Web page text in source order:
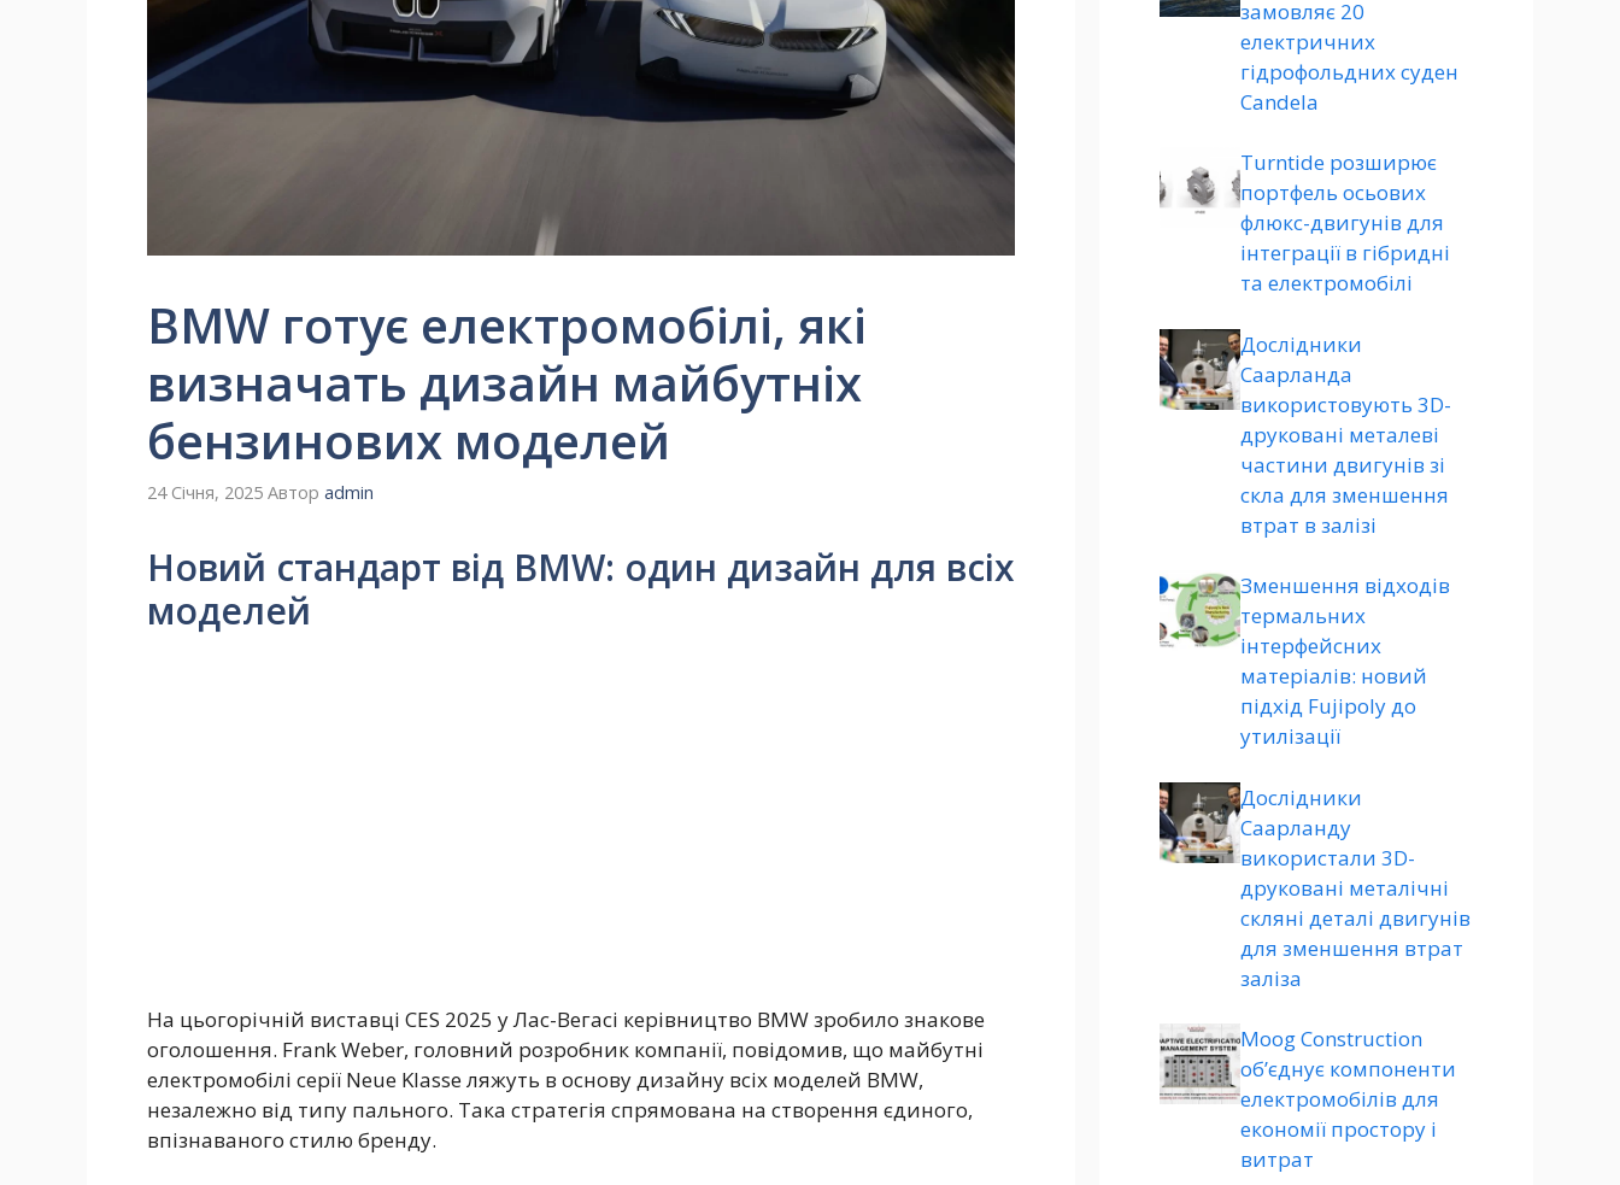
BMW готує електромобілі, які
визначать дизайн майбутніх
бензинових моделей
24 Січня, 2025 Автор admin
Новий стандарт від BMW: один дизайн для всіх
моделей
На цьогорічній виставці CES 2025 у Лас-Вегасі керівництво BMW зробило знакове
оголошення. Frank Weber, головний розробник компанії, повідомив, що майбутні
електромобілі серії Neue Klasse ляжуть в основу дизайну всіх моделей BMW,
незалежно від типу пального. Така стратегія спрямована на створення єдиного,
впізнаваного стилю бренду.
замовляє 20
електричних
гідрофольдних суден
Candela
Turntide розширює
портфель осьових
флюкс-двигунів для
інтеграції в гібридні
та електромобілі
Дослідники
Саарланда
використовують 3D-
друковані металеві
частини двигунів зі
скла для зменшення
втрат в залізі
Зменшення відходів
термальних
інтерфейсних
матеріалів: новий
підхід Fujipoly до
утилізації
Дослідники
Саарланду
використали 3D-
друковані металічні
скляні деталі двигунів
для зменшення втрат
заліза
Moog Construction
об’єднує компоненти
електромобілів для
економії простору і
витрат